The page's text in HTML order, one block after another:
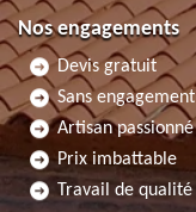
Nos engagements
Devis gratuit
Sans engagement
Artisan passionné
Prix imbattable
Travail de qualité